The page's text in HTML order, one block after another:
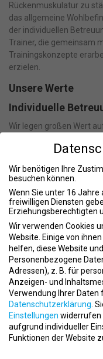
Rückenmuskulatur zu
das allgemeine
der individuellen
Trainer, die gemeinsam
Trainingskonzepte
erzielen.
Unsere Werte
Individuelle
Wir legen großen Wert
seine Bedürfnisse
Fitnesslevel und die
Ausbildung und
Um die bestmögliche
erstklassige Ausbildung
Trainer. Hierbei arbeiten
Kooperationspartnern
Qualität und
Mit unserem Fokus auf
Trainingsmethoden
kürzester Zeit spürbare
sind speziell darauf
maximale Resultate zu
Wir benötigen Ihre
besuchen können.
Wenn Sie unter 16
freiwilligen Diensten
Erziehungsberechtigten
Wir verwenden Cookies
Website. Einige von
helfen, diese Website
Personenbezogene
Adressen), z. B. für
Anzeigen- und
Verwendung Ihrer Daten
Datenschutzerklärung.
Einstellungen widerrufen
aufgrund individueller
Funktionen der Website